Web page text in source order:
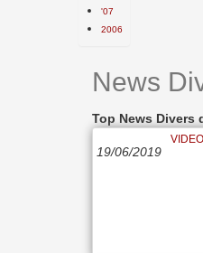
'07
2006
News
Top News Divers
19/06/2019